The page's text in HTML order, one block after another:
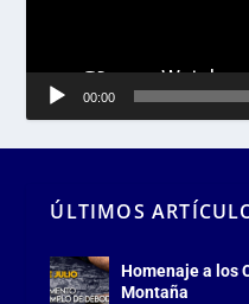
00:00
ÚLTIMOS
Homenaje a los
Montaña